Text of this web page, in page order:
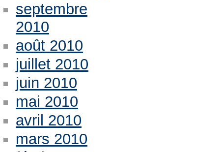
septembre
2010
août 2010
juillet 2010
juin 2010
mai 2010
avril 2010
mars 2010